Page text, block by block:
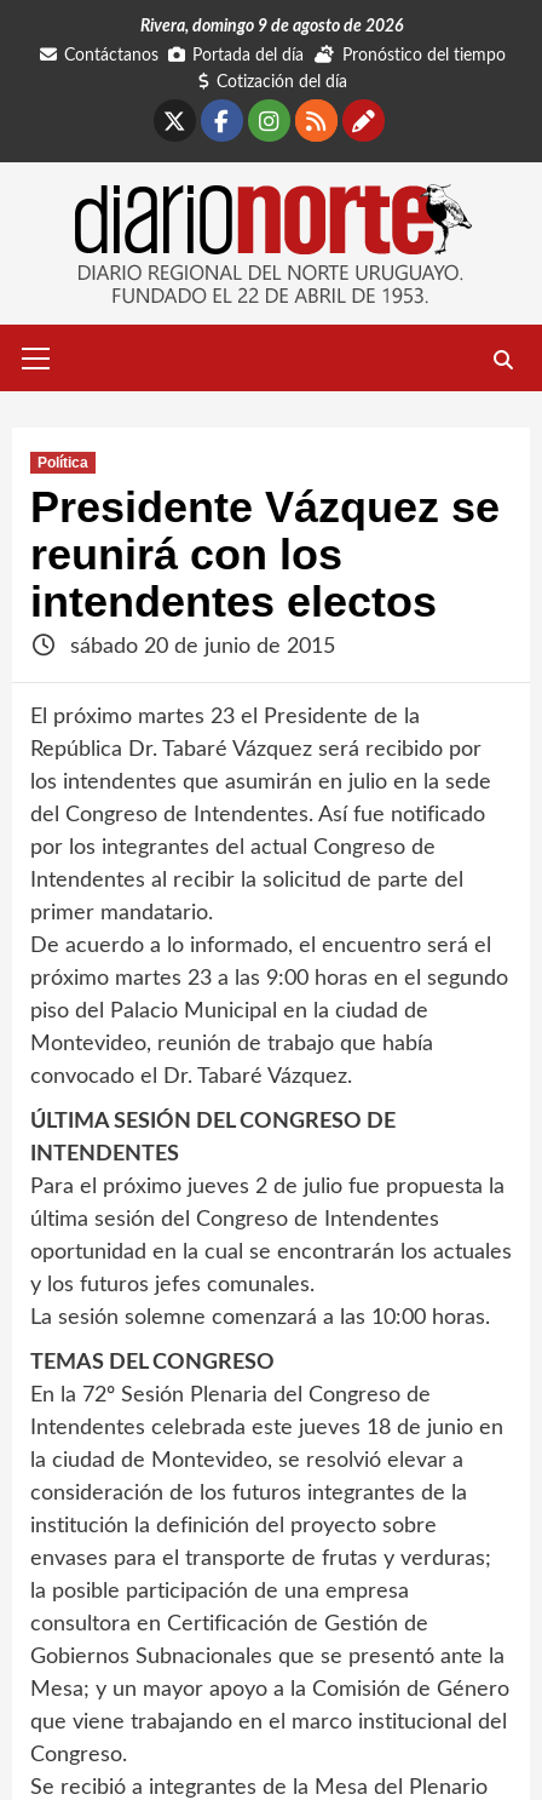
Rivera, domingo 9 de agosto de 2026
Contáctanos
Portada del día
Pronóstico del tiempo
Cotización del día
Facebook
Instagram
RSSContáctanos
primario
Política
Presidente Vázquez se
reunirá con los
intendentes electos
sábado 20 de junio de 2015
El próximo martes 23 el Presidente de la
República Dr. Tabaré Vázquez será recibido por
los intendentes que asumirán en julio en la sede
del Congreso de Intendentes. Así fue notificado
por los integrantes del actual Congreso de
Intendentes al recibir la solicitud de parte del
primer mandatario.
De acuerdo a lo informado, el encuentro será el
próximo martes 23 a las 9:00 horas en el segundo
piso del Palacio Municipal en la ciudad de
Montevideo, reunión de trabajo que había
convocado el Dr. Tabaré Vázquez.
ÚLTIMA SESIÓN DEL CONGRESO DE
INTENDENTES
Para el próximo jueves 2 de julio fue propuesta la
última sesión del Congreso de Intendentes
oportunidad en la cual se encontrarán los actuales
y los futuros jefes comunales.
La sesión solemne comenzará a las 10:00 horas.
TEMAS DEL CONGRESO
En la 72º Sesión Plenaria del Congreso de
Intendentes celebrada este jueves 18 de junio en
la ciudad de Montevideo, se resolvió elevar a
consideración de los futuros integrantes de la
institución la definición del proyecto sobre
envases para el transporte de frutas y verduras;
la posible participación de una empresa
consultora en Certificación de Gestión de
Gobiernos Subnacionales que se presentó ante la
Mesa; y un mayor apoyo a la Comisión de Género
que viene trabajando en el marco institucional del
Congreso.
Se recibió a integrantes de la Mesa del Plenario